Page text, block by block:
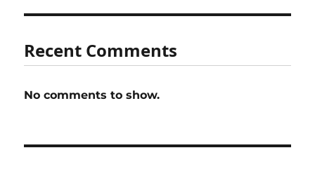
Recent Comments
No comments to show.